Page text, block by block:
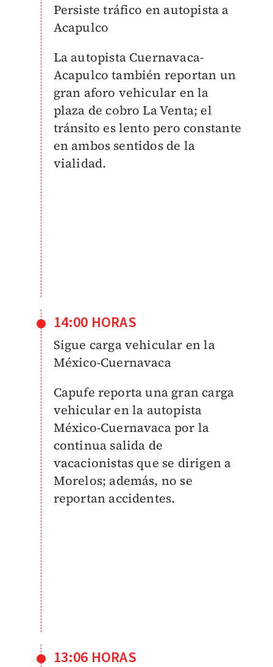
Persiste tráfico en autopista a
Acapulco
La autopista Cuernavaca-
Acapulco también reportan un
gran aforo vehicular en la
plaza de cobro La Venta; el
tránsito es lento pero constante
en ambos sentidos de la
vialidad.
14:00 HORAS
Sigue carga vehicular en la
México-Cuernavaca
Capufe reporta una gran carga
vehicular en la autopista
México-Cuernavaca por la
continua salida de
vacacionistas que se dirigen a
Morelos; además, no se
reportan accidentes.
13:06 HORAS